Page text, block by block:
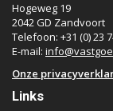
Hogeweg 19
2042 GD Zandvoort
Telefoon: +31 (0) 23
E-mail:
Onze
Links